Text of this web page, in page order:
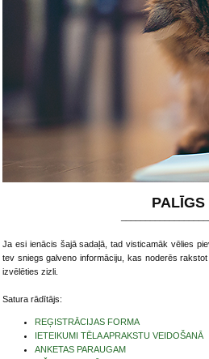
Ja esi ienācis šajā sadaļā, tad visticamāk vēlies
tev sniegs galveno informāciju, kas noderēs
izvēlēties zizli.
Satura rādītājs:
REĢISTRĀCIJAS FORMA
IETEIKUMI TĒLA APRAKSTU VEIDOŠANĀ
ANKETAS PARAUGAM